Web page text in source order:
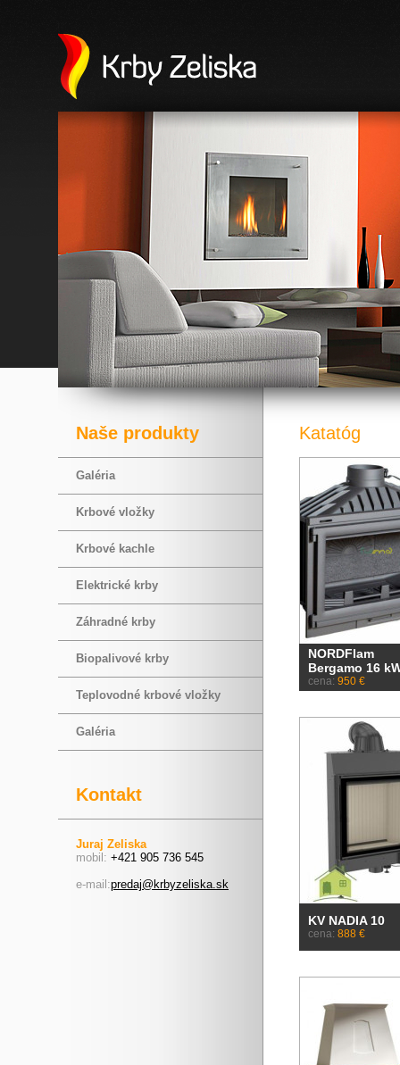
Naše produkty
Galéria
Krbové vložky
Krbové kachle
Elektrické krby
Záhradné krby
Biopalivové krby
Teplovodné krbové vložky
Galéria
Kontakt
Juraj Zeliska
mobil: +421 905 736 545
e-mail:predaj@krbyzeliska.sk
Katatóg
NORDFlam
Bergamo 16
cena: 950 €
KV NADIA 10
cena: 888 €